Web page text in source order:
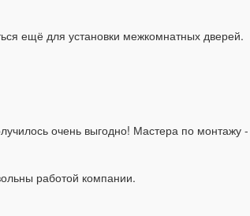
ещё для установки межкомнатных дверей.
очень выгодно! Мастера по
работой компании.